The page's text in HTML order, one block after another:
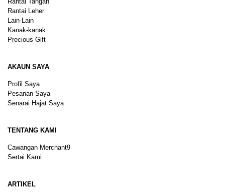
Rantai Leher
Lain-Lain
Kanak-kanak
Precious Gift
AKAUN SAYA
Profil Saya
Pesanan Saya
Senarai Hajat Saya
TENTANG KAMI
Cawangan Merchant9
Sertai Kami
ARTIKEL